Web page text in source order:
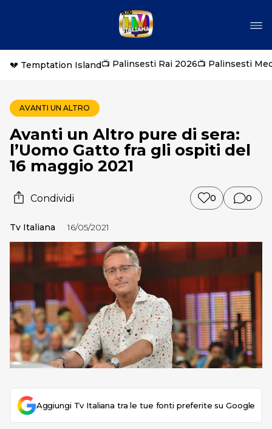
💔 Temptation Island📺 Palinsesti Rai 2026📺 Palinsesti
AVANTI UN ALTRO
Avanti un Altro pure di sera:
l’Uomo Gatto fra gli ospiti del
16 maggio 2021
Condividi 0 0
Tv Italiana 16/05/2021
Aggiungi Tv Italiana tra le tue fonti preferite su Google